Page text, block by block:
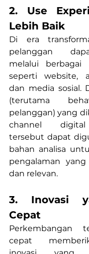
2. Use
Lebih Baik
Di era
pelanggan
melalui berbagai
seperti website,
dan media sosial.
(terutama
pelanggan) yang
channel digital
tersebut dapat
bahan analisa
pengalaman
dan relevan.
3. Inovasi
Cepat
Perkembangan
cepat